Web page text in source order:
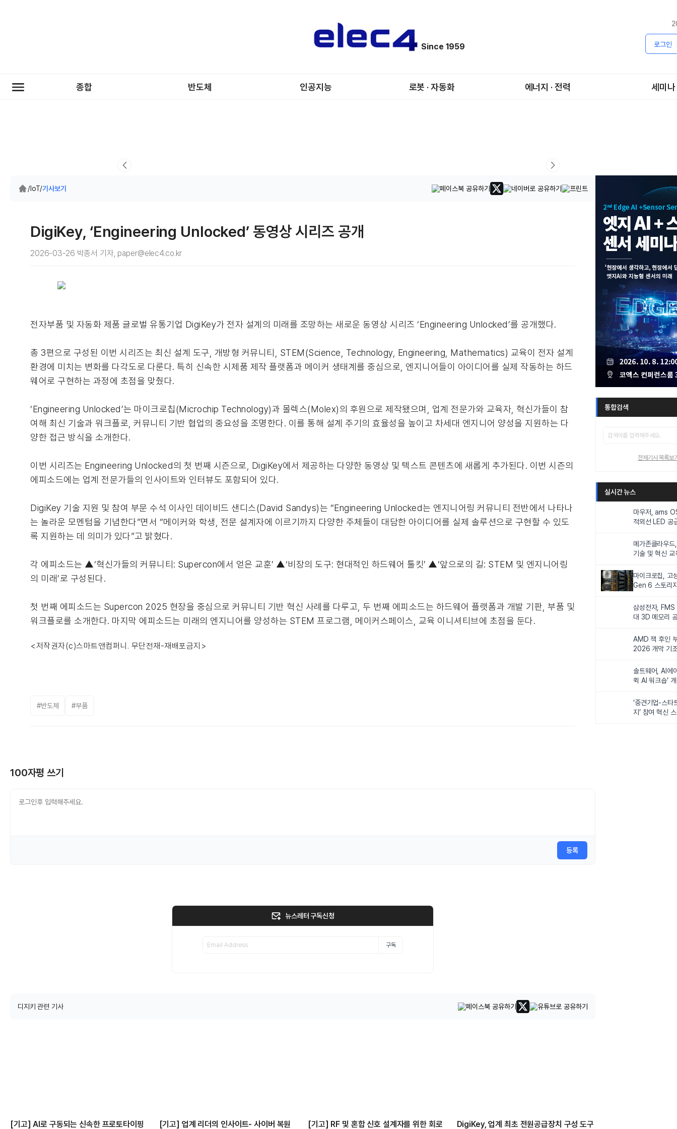
Since 1959 로그인
종합 반도체 인공지능 로봇 · 자동화 에너지 · 전력 세미나
/IoT/기사보기
DigiKey, ‘Engineering Unlocked’ 동영상 시리즈 공개
2026-03-26 박종서 기자, paper@elec4.co.kr
전자부품 및 자동화 제품 글로벌 유통기업 DigiKey가 전자 설계의 미래를 조망하는 새로운 동영상 시리즈 ‘Engineering Unlocked’를 공개했다.
총 3편으로 구성된 이번 시리즈는 최신 설계 도구, 개방형 커뮤니티, STEM(Science, Technology, Engineering, Mathematics) 교육이 전자 설계
환경에 미치는 변화를 다각도로 다룬다. 특히 신속한 시제품 제작 플랫폼과 메이커 생태계를 중심으로, 엔지니어들이 아이디어를 실제 작동하는 하드
웨어로 구현하는 과정에 초점을 맞췄다.
‘Engineering Unlocked’는 마이크로칩(Microchip Technology)과 몰렉스(Molex)의 후원으로 제작됐으며, 업계 전문가와 교육자, 혁신가들이 참
여해 최신 기술과 워크플로, 커뮤니티 기반 협업의 중요성을 조명한다. 이를 통해 설계 주기의 효율성을 높이고 차세대 엔지니어 양성을 지원하는 다
양한 접근 방식을 소개한다.
이번 시리즈는 Engineering Unlocked의 첫 번째 시즌으로, DigiKey에서 제공하는 다양한 동영상 및 텍스트 콘텐츠에 새롭게 추가된다. 이번 시즌의
에피소드에는 업계 전문가들의 인사이트와 인터뷰도 포함되어 있다.
DigiKey 기술 지원 및 참여 부문 수석 이사인 데이비드 샌디스(David Sandys)는 “Engineering Unlocked는 엔지니어링 커뮤니티 전반에서 나타나
는 놀라운 모멘텀을 기념한다”면서 “메이커와 학생, 전문 설계자에 이르기까지 다양한 주체들이 대담한 아이디어를 실제 솔루션으로 구현할 수 있도
록 지원하는 데 의미가 있다”고 밝혔다.
각 에피소드는 ▲‘혁신가들의 커뮤니티: Supercon에서 얻은 교훈’ ▲‘비장의 도구: 현대적인 하드웨어 툴킷’ ▲‘앞으로의 길: STEM 및 엔지니어링
의 미래’로 구성된다.
첫 번째 에피소드는 Supercon 2025 현장을 중심으로 커뮤니티 기반 혁신 사례를 다루고, 두 번째 에피소드는 하드웨어 플랫폼과 개발 기판, 부품 및
워크플로를 소개한다. 마지막 에피소드는 미래의 엔지니어를 양성하는 STEM 프로그램, 메이커스페이스, 교육 이니셔티브에 초점을 둔다.
<저작권자(c)스마트앤컴퍼니. 무단전재-재배포금지>
#반도체 #부품
100자평 쓰기
등록
뉴스레터 구독신청
구독
디지키 관련 기사
[기고] AI로 구동되는 신속한 프로토타이핑 [기고] 업계 리더의 인사이트- 사이버 복원 [기고] RF 및 혼합 신호 설계자를 위한 회로 DigiKey, 업계 최초 전원공급장치 구성 도구
통합검색
전체기사 목록보
실시간 뉴스
마우저, ams
적외선 LED 공
메가존클라우드
기술 및 혁신
마이크로칩, 고
Gen 6 스토리
삼성전자,
대 3D 메모리
AMD 잭 후인
2026 개막 기
솔트웨어, AI에
퀵 AI 워크숍’
‘중견기업-스타
지’ 참여 혁신